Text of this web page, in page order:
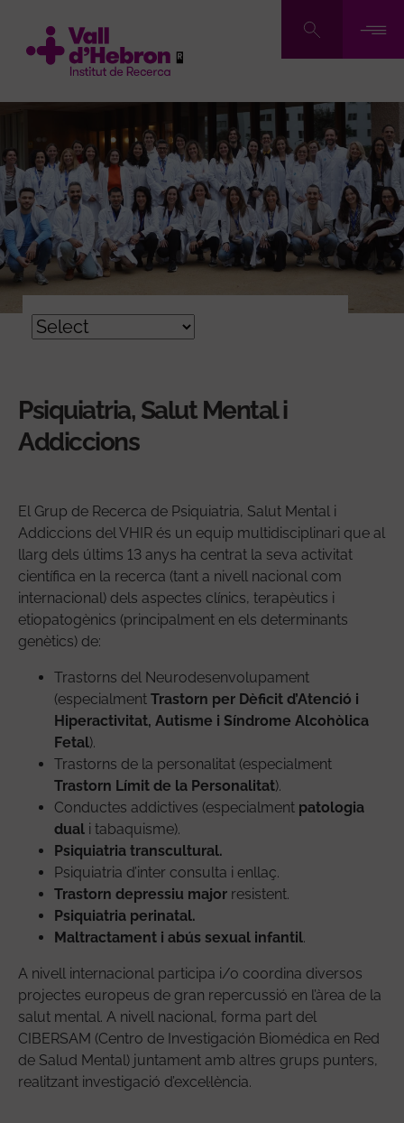
contingut
Psiquiatria, Salut Mental i
Addiccions
El Grup de Recerca de Psiquiatria, Salut Mental i
Addiccions del VHIR és un equip multidisciplinari que al
llarg dels últims 13 anys ha centrat la seva activitat
científica en la recerca (tant a nivell nacional com
internacional) dels aspectes clínics, terapèutics i
etiopatogènics (principalment en els determinants
genètics) de:
Trastorns del Neurodesenvolupament
(especialment Trastorn per Dèficit d’Atenció i
Hiperactivitat, Autisme i Síndrome Alcohòlica
Fetal).
Trastorns de la personalitat (especialment
Trastorn Límit de la Personalitat).
Conductes addictives (especialment patologia
dual i tabaquisme).
Psiquiatria transcultural.
Psiquiatria d’inter consulta i enllaç.
Trastorn depressiu major resistent.
Psiquiatria perinatal.
Maltractament i abús sexual infantil.
A nivell internacional participa i/o coordina diversos
projectes europeus de gran repercussió en l’àrea de la
salut mental. A nivell nacional, forma part del
CIBERSAM (Centro de Investigación Biomédica en Red
de Salud Mental) juntament amb altres grups punters,
realitzant investigació d’excel·lència.